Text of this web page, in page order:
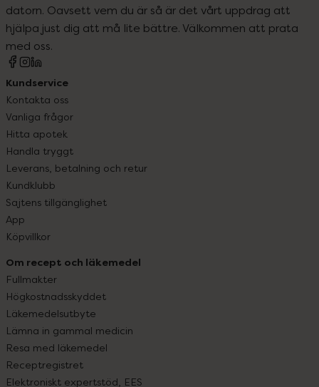
datorn. Oavsett vem du är så är det vårt uppdrag att
hjälpa just dig att må lite bättre. Välkommen att prata
med oss.
Kundservice
Kontakta oss
Vanliga frågor
Hitta apotek
Handla tryggt
Leverans, betalning och retur
Kundklubb
Sajtens tillgänglighet
App
Köpvillkor
Om recept och läkemedel
Fullmakter
Högkostnadsskyddet
Läkemedelsutbyte
Lämna in gammal medicin
Resa med läkemedel
Receptregistret
Elektroniskt expertstöd, EES